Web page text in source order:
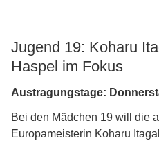
Jugend 19: Koharu
Haspel im Fokus
Austragungstage:
Bei den Mädchen 19 will die
Europameisterin Koharu